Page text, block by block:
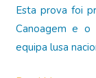
Esta prova foi
Canoagem e o
equipa lusa